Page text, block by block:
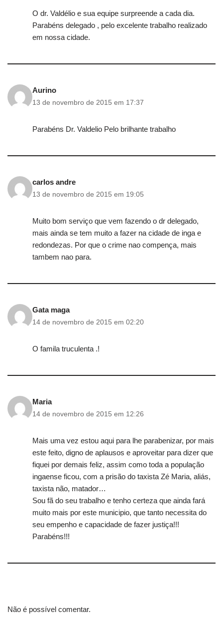
O dr. Valdélio e sua equipe surpreende a cada dia.
Parabéns delegado , pelo excelente trabalho realizado
em nossa cidade.
Aurino
13 de novembro de 2015 em 17:37
Parabéns Dr. Valdelio Pelo brilhante trabalho
carlos andre
13 de novembro de 2015 em 19:05
Muito bom serviço que vem fazendo o dr delegado,
mais ainda se tem muito a fazer na cidade de inga e
redondezas. Por que o crime nao compença, mais
tambem nao para.
Gata maga
14 de novembro de 2015 em 02:20
O famila truculenta .!
Maria
14 de novembro de 2015 em 12:26
Mais uma vez estou aqui para lhe parabenizar, por mais
este feito, digno de aplausos e aproveitar para dizer que
fiquei por demais feliz, assim como toda a população
ingaense ficou, com a prisão do taxista Zé Maria, aliás,
taxista não, matador…
Sou fã do seu trabalho e tenho certeza que ainda fará
muito mais por este municipio, que tanto necessita do
seu empenho e capacidade de fazer justiça!!!
Parabéns!!!
Não é possível comentar.